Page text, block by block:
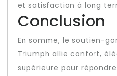
et satisfaction à long
Conclusion
En somme, le soutien-
Triumph allie confort,
supérieure pour